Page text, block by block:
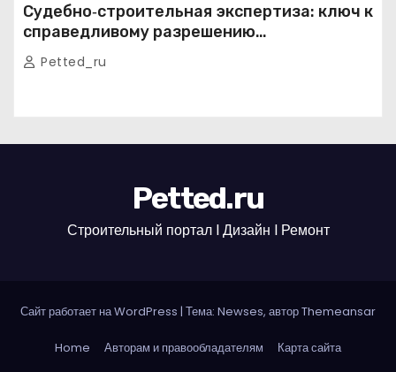
Судебно‑строительная экспертиза: ключ к
справедливому разрешению
строительных споров
Petted_ru
Petted.ru
Строительный портал l Дизайн l Ремонт
Сайт работает на WordPress | Тема: Newses, авторThemeansar
Home Авторам и правообладателям
Карта сайта